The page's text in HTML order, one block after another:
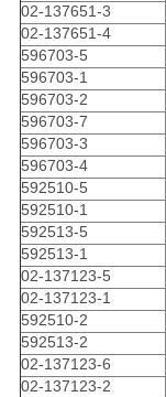
02-137651-3
02-137651-4
596703-5
596703-1
596703-2
596703-7
596703-3
596703-4
592510-5
592510-1
592513-5
592513-1
02-137123-5
02-137123-1
592510-2
592513-2
02-137123-6
02-137123-2